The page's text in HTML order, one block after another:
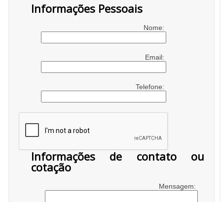
Informações Pessoais
Nome:
Email:
Telefone:
Informações de contato ou
cotação
Mensagem: